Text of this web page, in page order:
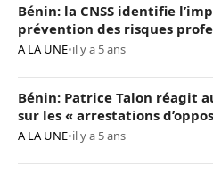
Bénin: la CNSS identifie
prévention des risques
A LA UNE•il y a 5 ans
Bénin: Patrice Talon réagit
sur les « arrestations
A LA UNE•il y a 5 ans